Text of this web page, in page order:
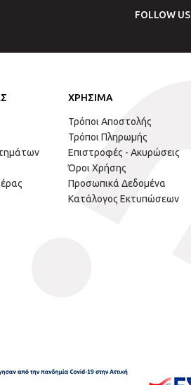
FOLLOW US
ΧΡΗΣΙΜΑ
Τρόποι Αποστολής
Τρόποι Πληρωμής
Επιστροφές - Ακυρώσεις
Όροι Χρήσης
Προσωπικά Δεδομένα
Κατάλογος Εκτυπώσεων